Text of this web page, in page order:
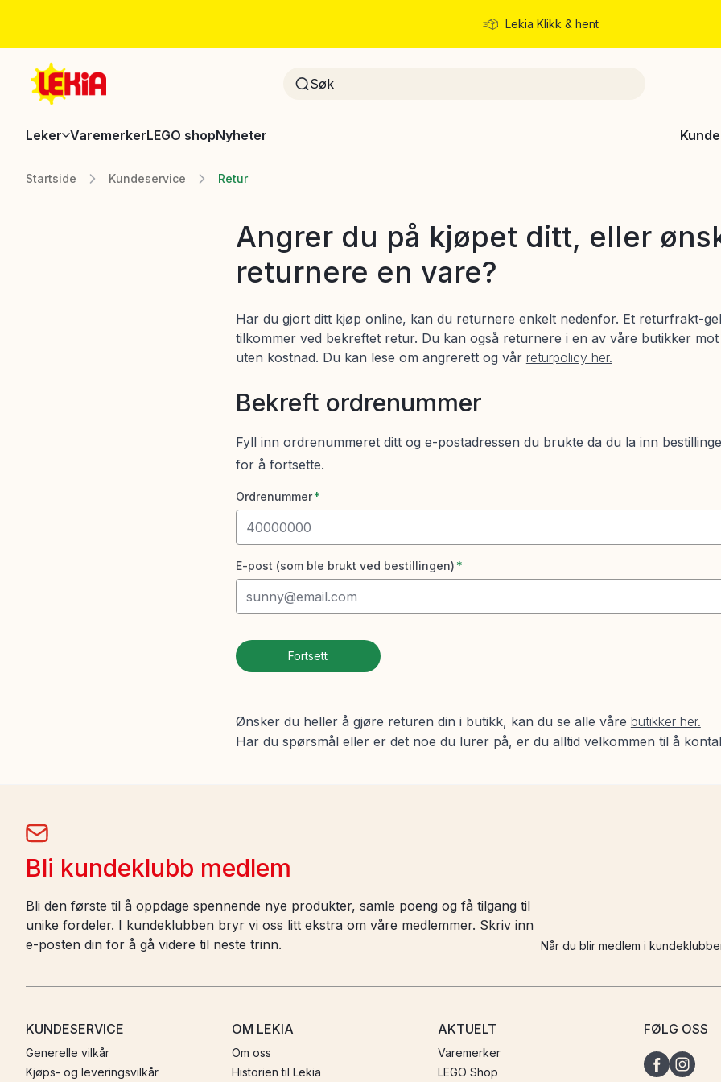
Lekia Klikk & hent
Leker VaremerkerLEGO shopNyheter
Startside Kundeservice Retur
Angrer du på kjøpet ditt, eller
returnere en vare?
Har du gjort ditt kjøp online, kan du returnere enkelt nedenfor. Et returfrakt-
tilkommer ved bekreftet retur. Du kan også returnere i en av våre butikker
uten kostnad. Du kan lese om angrerett og vår returpolicy her.
Bekreft ordrenummer
Fyll inn ordrenummeret ditt og e-postadressen du brukte da du la inn
for å fortsette.
Ordrenummer*
E-post (som ble brukt ved bestillingen) *
Fortsett
Ønsker du heller å gjøre returen din i butikk, kan du se alle våre butikker her.
Har du spørsmål eller er det noe du lurer på, er du alltid velkommen til å
Bli kundeklubb medlem
Bli den første til å oppdage spennende nye produkter, samle poeng og få tilgang til
unike fordeler. I kundeklubben bryr vi oss litt ekstra om våre medlemmer. Skriv inn
e-posten din for å gå videre til neste trinn.
Når du blir medlem i
KUNDESERVICE
Generelle vilkår
Kjøps- og leveringsvilkår
OM LEKIA
Om oss
Historien til Lekia
AKTUELT
Varemerker
LEGO Shop
FØLG OSS